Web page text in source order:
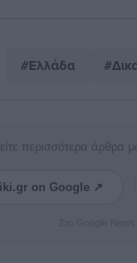
#Ελλάδα
περισσότερα άρθρα
on Google ↗